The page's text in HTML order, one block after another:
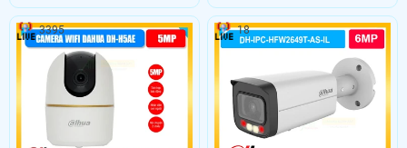
3395 18